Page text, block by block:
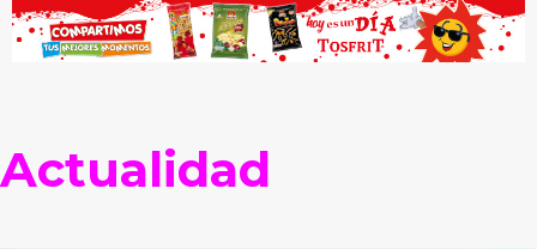
Actualidad